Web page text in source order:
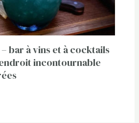
bar à vins et à cocktails
incontournable